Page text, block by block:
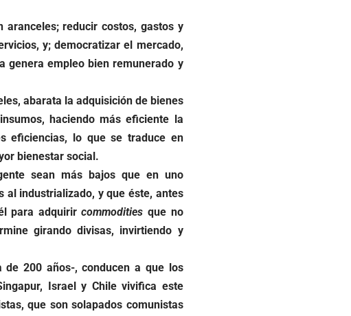
reducir costos, gastos y
y; democratizar el mercado,
genera empleo bien remunerado y
abarata la adquisición de bienes
haciendo más eficiente la
eficiencias, lo que se traduce en
bienestar social.
sean más bajos que en uno
al industrializado, y que éste, antes
para adquirircommodities que no
girando divisas, invirtiendo y
200 años-, conducen a que los
Israel y Chile vivifica este
que son solapados comunistas